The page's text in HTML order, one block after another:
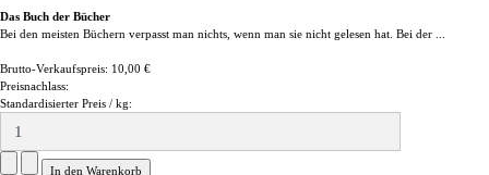
Das Buch der Bücher
Bei den meisten Büchern verpasst man nichts, wenn man sie nicht gelesen hat. Bei der ...
Brutto-Verkaufspreis: 10,00 €
Preisnachlass:
Standardisierter Preis / kg: